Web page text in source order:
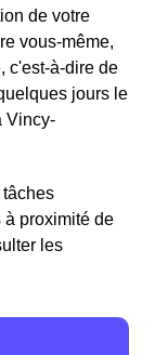
de votre
vous-même,
c'est-à-dire de
jours le
Vincy-
proximité de
les